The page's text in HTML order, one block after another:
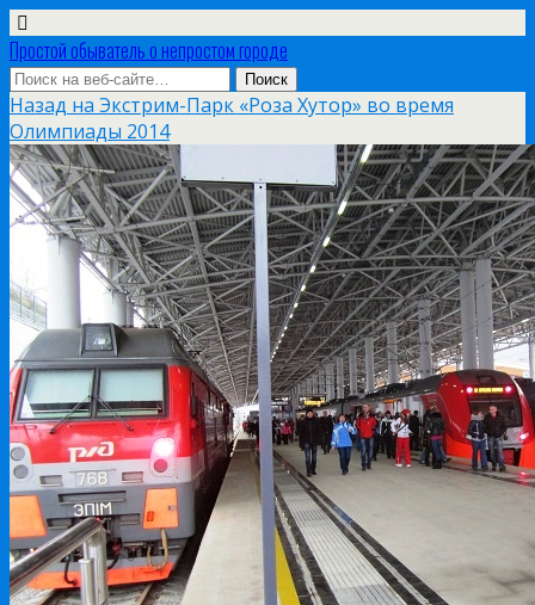
Простой обыватель о непростом городе
Назад на Экстрим-Парк «Роза Хутор» во время
Олимпиады 2014